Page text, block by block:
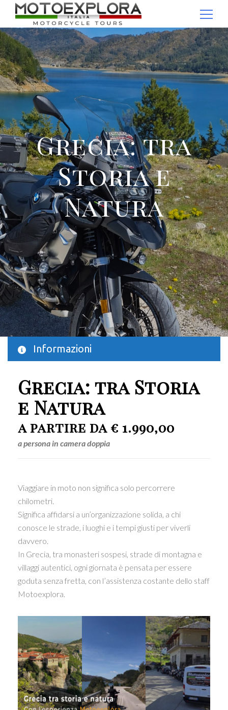
Ricerca per:
Grecia: tra
Storia e
Natura
Informazioni
Grecia: tra Storia
e Natura
a partire da € 1.990,00
a persona in camera doppia
Viaggiare in moto non significa solo percorrere
chilometri.
Significa affidarsi a un’organizzazione solida, a chi
conosce le strade, i luoghi e i tempi giusti per viverli
davvero.
In Grecia, tra monasteri sospesi, strade di montagna e
villaggi autentici, ogni giornata è pensata per essere
goduta senza fretta, con l’assistenza costante dello staff
Motoexplora.